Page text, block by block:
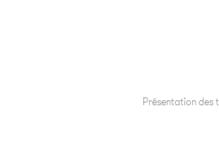
Présentation des